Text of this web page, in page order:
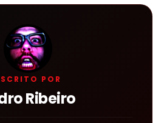
POR
Ribeiro